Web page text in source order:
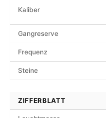
Kaliber
Gangreserve
Frequenz
Steine
ZIFFERBLATT